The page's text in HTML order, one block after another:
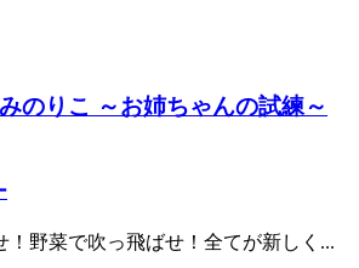
のりこ ～お姉ちゃんの試練～
！野菜で吹っ飛ばせ！全てが新しく...